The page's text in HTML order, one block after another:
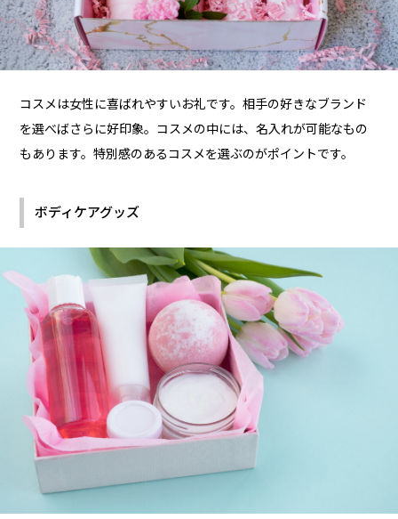
コスメは女性に喜ばれやすいお礼です。相手の好きなブランド
を選べばさらに好印象。コスメの中には、名入れが可能なもの
もあります。特別感のあるコスメを選ぶのがポイントです。
ボディケアグッズ